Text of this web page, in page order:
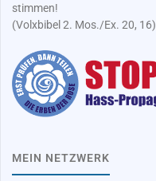
stimmen!
(Volxbibel 2. Mos./Ex. 20, 16)
MEIN NETZWERK